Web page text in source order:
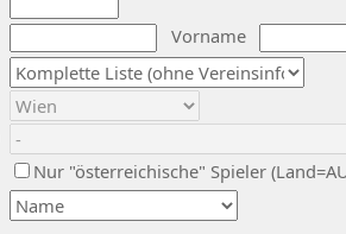
Vorname
Nur "österreichische" Spieler